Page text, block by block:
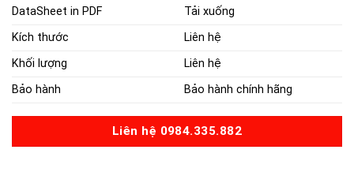
DataSheet in PDF
Tải xuống
Kích thước
Liên hệ
Khối lượng
Liên hệ
Bảo hành
Bảo hành chính hãng
Liên hệ 0984.335.882